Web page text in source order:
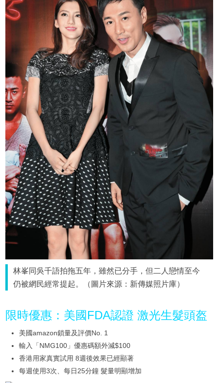
林峯同吳千語拍拖五年，雖然已分手，但二人戀情至今
仍被網民經常提起。（圖片來源：新傳媒照片庫）
限時優惠：美國FDA認證 激光生髮頭盔
美國amazon鎖量及評價No. 1
輸入「NMG100」優惠碼額外減$100
香港用家真實試用 8週後效果已經顯著
每週使用3次、每日25分鐘 髮量明顯增加